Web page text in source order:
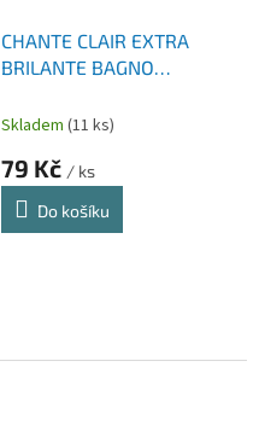
CHANTE CLAIR EXTRA
BRILANTE BAGNO
ML
Skladem (11 ks)
79 Kč / ks
Do košíku